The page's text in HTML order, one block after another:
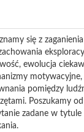
się z
ewolucja
motywacyjne,
pomiędzy
Poszukamy
zadane w tytule